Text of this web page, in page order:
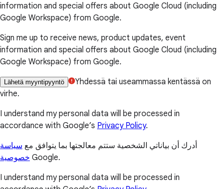
information and special offers about Google Cloud (including
Google Workspace) from Google.
Sign me up to receive news, product updates, event
information and special offers about Google Cloud (including
Google Workspace) from Google.
Lähetä myyntipyyntö
Yhdessä tai useammassa kentässä on
virhe.
I understand my personal data will be processed in
accordance with Google’s Privacy Policy.
أدرك أن بياناتي الشخصية ستتم معالجتها بما يتوافق مع سياسة
خصوصية Google.
I understand my personal data will be processed in